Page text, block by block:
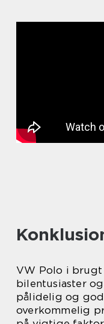
VW Polo i
bilentusiaster
pålidelig og
overkommelig